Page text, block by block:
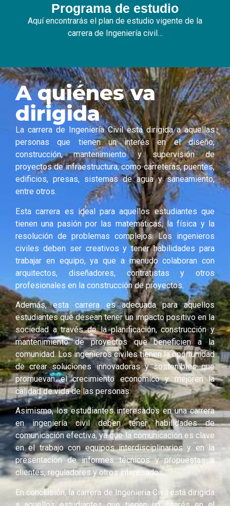
Programa de estudio
Aquí encontrarás el plan de estudio vigente de la
carrera de Ingeniería civil…
A quiénes va
dirigida
La carrera de Ingeniería Civil está dirigida a aquellas
personas que tienen un interés en el diseño,
construcción, mantenimiento y supervisión de
proyectos de infraestructura, como carreteras, puentes,
edificios, presas, sistemas de agua y saneamiento,
entre otros.
Esta carrera es ideal para aquellos estudiantes que
tienen una pasión por las matemáticas, la física y la
resolución de problemas complejos. Los ingenieros
civiles deben ser creativos y tener habilidades para
trabajar en equipo, ya que a menudo colaboran con
arquitectos, diseñadores, contratistas y otros
profesionales en la construcción de proyectos.
Además, esta carrera es adecuada para aquellos
estudiantes que desean tener un impacto positivo en la
sociedad a través de la planificación, construcción y
mantenimiento de proyectos que beneficien a la
comunidad. Los ingenieros civiles tienen la oportunidad
de crear soluciones innovadoras y sostenibles que
promuevan el crecimiento económico y mejoren la
calidad de vida de las personas.
Asimismo, los estudiantes interesados en una carrera
en ingeniería civil deben tener habilidades de
comunicación efectiva, ya que la comunicación es clave
en el trabajo con equipos interdisciplinarios y en la
presentación de informes técnicos y propuestas a
clientes, reguladores y otros interesados.
En conclusión, la carrera de Ingeniería Civil está dirigida